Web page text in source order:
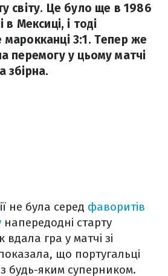
світу. Це було ще в 1986
в Мексиці, і тоді
3:1. Тепер же
перемогу у цьому матчі
збірна.
не була серед фаворитів
напередодні старту
гра у матчі зі
що португальці
з будь-яким суперником.